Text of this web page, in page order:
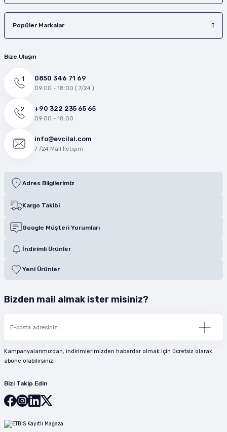
Popüler Markalar
Bize Ulaşın
0850 346 71 69
09:00 - 18:00 ( 7/24 )
+90 322 235 65 65
09:00 - 18:00
info@evcilal.com
7 /24 Mail İletişim
Adres Bilgilerimiz
Kargo Takibi
Google Müşteri Yorumları
İndirimli Ürünler
Yeni Ürünler
Bizden mail almak ister misiniz?
Kampanyalarımızdan, indirimlerimizden haberdar olmak için ücretsiz olarak
abone olabilirsiniz.
Bizi Takip Edin